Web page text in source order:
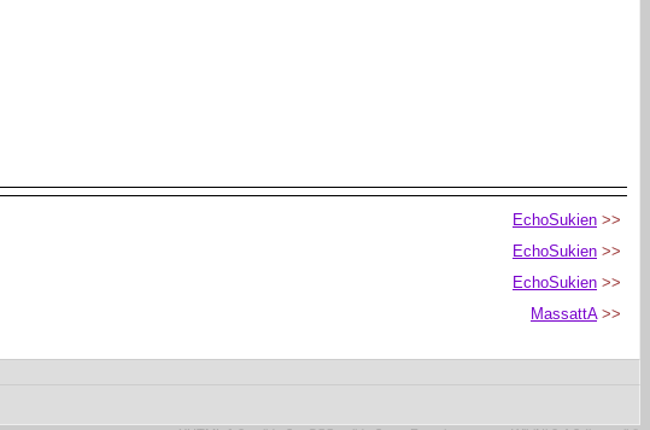
EchoSukien >>
EchoSukien >>
EchoSukien >>
MassattA>>